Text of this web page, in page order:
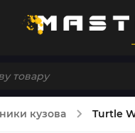
кузова Turtle